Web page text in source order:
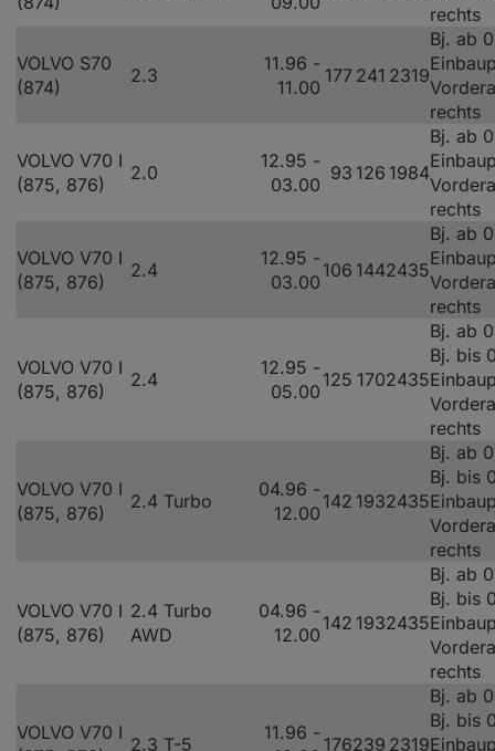
rechts
VOLVO S70
(874)
2.3
11.96 -
11.00
177 241 2319
Bj. ab
rechts
VOLVO V70 I
(875, 876)
2.0
12.95 -
03.00
93 126 1984
Bj. ab
rechts
VOLVO V70 I
(875, 876)
2.4
12.95 -
03.00
106 1442435
Bj. ab
rechts
VOLVO V70 I
(875, 876)
2.4
12.95 -
05.00
125 1702435
Bj. ab
Bj. bis
rechts
VOLVO V70 I
(875, 876)
2.4 Turbo
04.96 -
12.00
142 1932435
Bj. ab
Bj. bis
rechts
VOLVO V70 I
(875, 876)
2.4 Turbo
AWD
04.96 -
12.00
142 1932435
Bj. ab
Bj. bis
rechts
VOLVO V70 I
2.3 T-5
11.96 -
176239 2319
Bj. ab
Bj. bis